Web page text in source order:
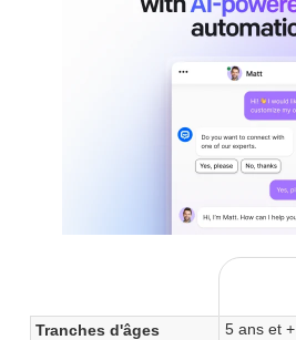
Tranches d'âges
5 ans et +